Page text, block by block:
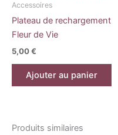
Accessoires
Plateau de rechargement
Fleur de Vie
5,00€
Ajouter au panier
Produits similaires